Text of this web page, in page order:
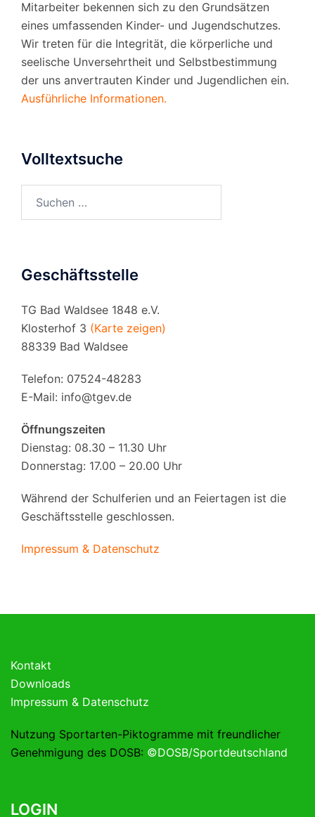
Mitarbeiter bekennen sich zu den Grundsätzen
eines umfassenden Kinder- und Jugendschutzes.
Wir treten für die Integrität, die körperliche und
seelische Unversehrtheit und Selbstbestimmung
der uns anvertrauten Kinder und Jugendlichen ein.
Ausführliche Informationen.
Volltextsuche
Geschäftsstelle
TG Bad Waldsee 1848 e.V.
Klosterhof 3 (Karte zeigen)
88339 Bad Waldsee
Telefon: 07524-48283
E-Mail: info@tgev.de
Öffnungszeiten
Dienstag: 08.30 – 11.30 Uhr
Donnerstag: 17.00 – 20.00 Uhr
Während der Schulferien und an Feiertagen ist die
Geschäftsstelle geschlossen.
Impressum & Datenschutz
Kontakt
Downloads
Impressum & Datenschutz
Nutzung Sportarten-Piktogramme mit freundlicher
Genehmigung des DOSB: ©DOSB/Sportdeutschland
LOGIN